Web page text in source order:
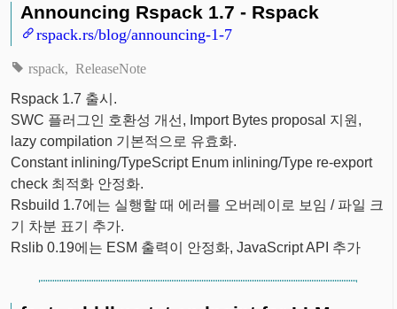
Announcing Rspack 1.7 - Rspack
rspack.rs/blog/announcing-1-7
rspack ReleaseNote
Rspack 1.7 출시.
SWC 플러그인 호환성 개선, Import Bytes proposal 지원,
lazy compilation 기본적으로 유효화.
Constant inlining/TypeScript Enum inlining/Type re-export
check 최적화 안정화.
Rsbuild 1.7에는 실행할 때 에러를 오버레이로 보임 / 파일 크
기 차분 표기 추가.
Rslib 0.19에는 ESM 출력이 안정화, JavaScript API 추가